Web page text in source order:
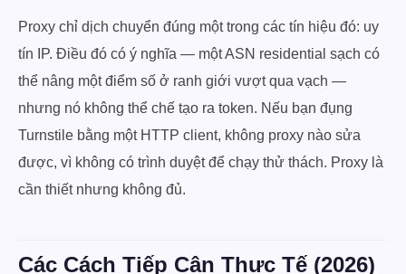
Proxy chỉ dịch chuyển đúng một trong các tín hiệu đó: uy
tín IP. Điều đó có ý nghĩa — một ASN residential sạch có
thể nâng một điểm số ở ranh giới vượt qua vạch —
nhưng nó không thể chế tạo ra token. Nếu bạn đụng
Turnstile bằng một HTTP client, không proxy nào sửa
được, vì không có trình duyệt để chạy thử thách. Proxy là
cần thiết nhưng không đủ.
Các Cách Tiếp Cận Thực Tế (2026)